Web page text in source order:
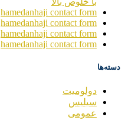
hamedanhaji contact form
hamedanhaji contact form
hamedanhaji contact form
hamedanhaji contact form
دسته‌ها
دولومیت
سیلیس
عمومی